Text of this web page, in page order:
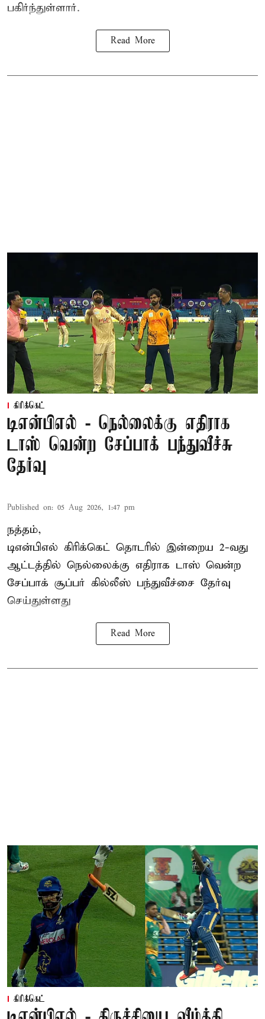
பகிர்ந்துள்ளார்.
Read More
கிரிக்கெட்
டிஎன்பிஎல் - நெல்லைக்கு எதிராக
டாஸ் வென்ற சேப்பாக் பந்துவீச்சு
தேர்வு
Published on: 05 Aug 2026, 1:47 pm
நத்தம்,
டிஎன்பிஎல் கிரிக்கெட் தொடரில் இன்றைய 2-வது
ஆட்டத்தில் நெல்லைக்கு எதிராக டாஸ் வென்ற
சேப்பாக் சூப்பர் கில்லீஸ் பந்துவீச்சை தேர்வு
செய்துள்ளது
Read More
கிரிக்கெட்